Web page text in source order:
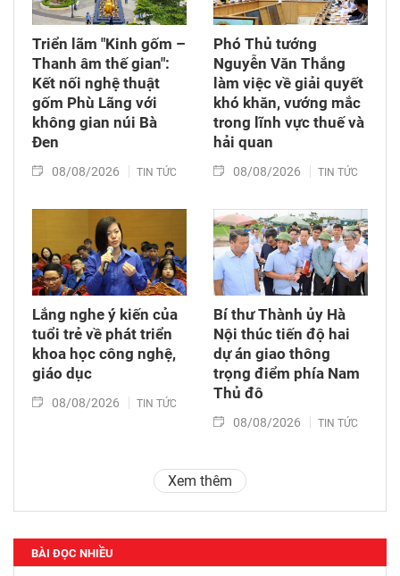
Triển lãm "Kinh gốm –
Thanh âm thế gian":
Kết nối nghệ thuật
gốm Phù Lãng với
không gian núi Bà
Đen
08/08/2026 TIN TỨC
Phó Thủ tướng
Nguyễn Văn Thắng
làm việc về giải quyết
khó khăn, vướng mắc
trong lĩnh vực thuế và
hải quan
08/08/2026 TIN TỨC
Lắng nghe ý kiến của
tuổi trẻ về phát triển
khoa học công nghệ,
giáo dục
08/08/2026 TIN TỨC
Bí thư Thành ủy Hà
Nội thúc tiến độ hai
dự án giao thông
trọng điểm phía Nam
Thủ đô
08/08/2026 TIN TỨC
Xem thêm
BÀI ĐỌC NHIỀU